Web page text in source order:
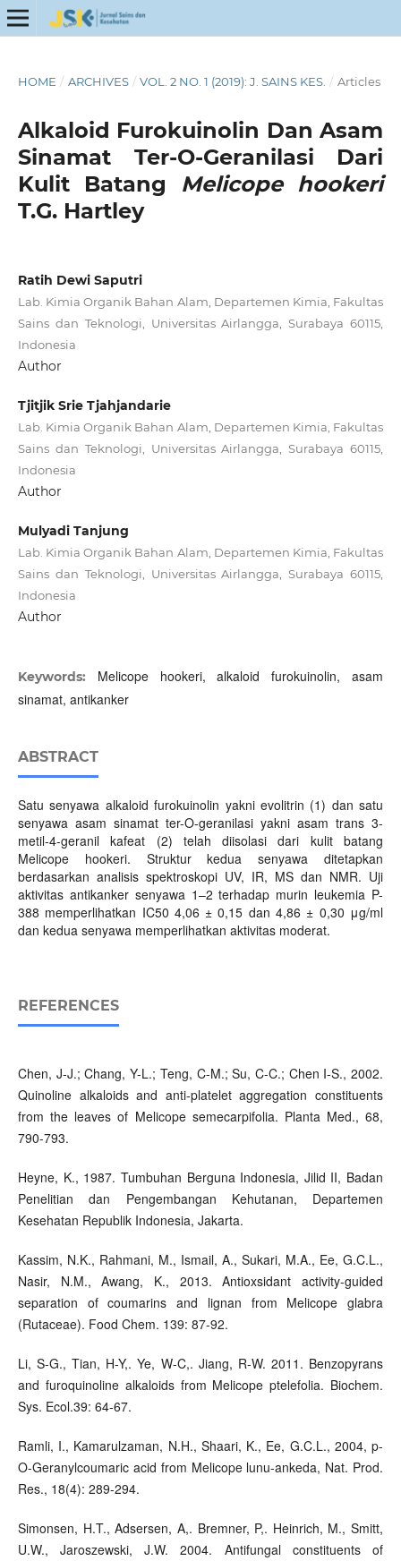
HOME / ARCHIVES / VOL. 2 NO. 1 (2019): J. SAINS KES. / Articles
Alkaloid Furokuinolin Dan Asam
Sinamat Ter-O-Geranilasi Dari
Kulit Batang Melicope hookeri
T.G. Hartley
Ratih Dewi Saputri
Lab. Kimia Organik Bahan Alam, Departemen Kimia, Fakultas
Sains dan Teknologi, Universitas Airlangga, Surabaya 60115,
Indonesia
Author
Tjitjik Srie Tjahjandarie
Lab. Kimia Organik Bahan Alam, Departemen Kimia, Fakultas
Sains dan Teknologi, Universitas Airlangga, Surabaya 60115,
Indonesia
Author
Mulyadi Tanjung
Lab. Kimia Organik Bahan Alam, Departemen Kimia, Fakultas
Sains dan Teknologi, Universitas Airlangga, Surabaya 60115,
Indonesia
Author
Keywords: Melicope hookeri, alkaloid furokuinolin, asam
sinamat, antikanker
ABSTRACT
Satu senyawa alkaloid furokuinolin yakni evolitrin (1) dan satu
senyawa asam sinamat ter-O-geranilasi yakni asam trans 3-
metil-4-geranil kafeat (2) telah diisolasi dari kulit batang
Melicope hookeri. Struktur kedua senyawa ditetapkan
berdasarkan analisis spektroskopi UV, IR, MS dan NMR. Uji
aktivitas antikanker senyawa 1–2 terhadap murin leukemia P-
388 memperlihatkan IC50 4,06 ± 0,15 dan 4,86 ± 0,30 μg/ml
dan kedua senyawa memperlihatkan aktivitas moderat.
REFERENCES
Chen, J-J.; Chang, Y-L.; Teng, C-M.; Su, C-C.; Chen I-S., 2002.
Quinoline alkaloids and anti-platelet aggregation constituents
from the leaves of Melicope semecarpifolia. Planta Med., 68,
790-793.
Heyne, K., 1987. Tumbuhan Berguna Indonesia, Jilid II, Badan
Penelitian dan Pengembangan Kehutanan, Departemen
Kesehatan Republik Indonesia, Jakarta.
Kassim, N.K., Rahmani, M., Ismail, A., Sukari, M.A., Ee, G.C.L.,
Nasir, N.M., Awang, K., 2013. Antioxsidant activity-guided
separation of coumarins and lignan from Melicope glabra
(Rutaceae). Food Chem. 139: 87-92.
Li, S-G., Tian, H-Y,. Ye, W-C,. Jiang, R-W. 2011. Benzopyrans
and furoquinoline alkaloids from Melicope ptelefolia. Biochem.
Sys. Ecol.39: 64-67.
Ramli, I., Kamarulzaman, N.H., Shaari, K., Ee, G.C.L., 2004, p-
O-Geranylcoumaric acid from Melicope lunu-ankeda, Nat. Prod.
Res., 18(4): 289-294.
Simonsen, H.T., Adsersen, A,. Bremner, P,. Heinrich, M., Smitt,
U.W., Jaroszewski, J.W. 2004. Antifungal constituents of